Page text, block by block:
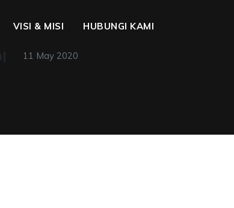
VISI & MISI HUBUNGI KAMI
11 May 2020